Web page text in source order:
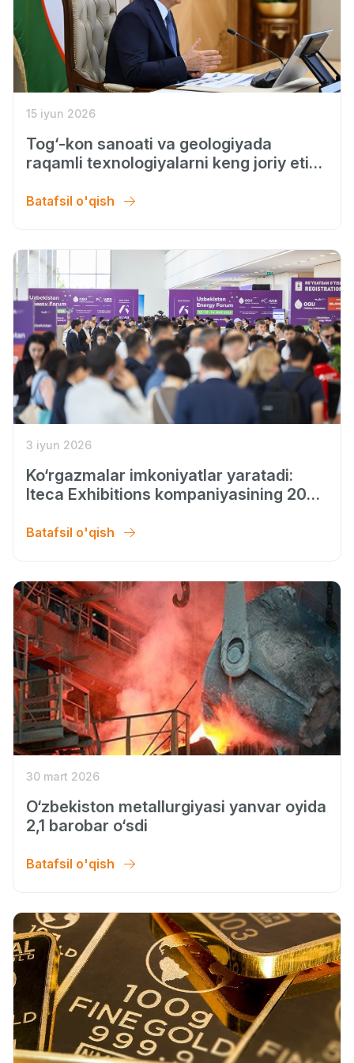
15 iyun 2026
Tog‘-kon sanoati va geologiyada
raqamli texnologiyalarni keng joriy etish
Batafsil o'qish
3 iyun 2026
Ko‘rgazmalar imkoniyatlar yaratadi:
Iteca Exhibitions kompaniyasining 2026
Batafsil o'qish
30 mart 2026
O‘zbekiston metallurgiyasi yanvar oyida
2,1 barobar o‘sdi
Batafsil o'qish